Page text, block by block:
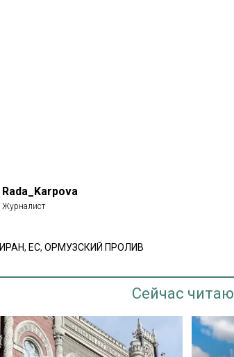
Rada_Karpova
ИРАН, ЕС, ОРМУЗСКИЙ ПРОЛИВ
Сейчас